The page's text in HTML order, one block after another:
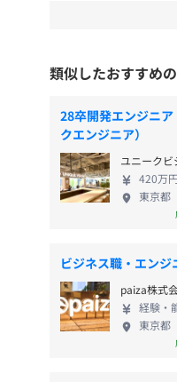
類似したおすすめ
28卒開発エンジニア
クエンジニア）
ユニーク
420万円
東京都
ビジネス職・エンジ
paiza株式
経験・
東京都